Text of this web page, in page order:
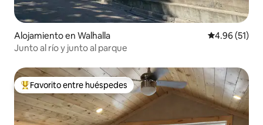
Alojamiento en Walhalla Calificación
4.96 (51)
Junto al río y junto al parque
Favorito entre huéspedes preferido
Favorito entre huéspedes